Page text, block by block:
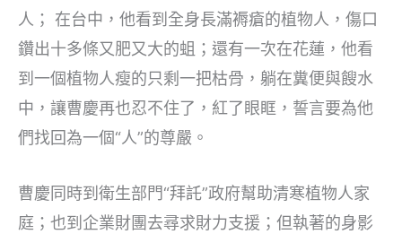
人； 在台中，他看到全身長滿褥瘡的植物人，傷口
鑽出十多條又肥又大的蛆；還有一次在花蓮，他看
到一個植物人瘦的只剩一把枯骨，躺在糞便與餿水
中，讓曹慶再也忍不住了，紅了眼眶，誓言要為他
們找回為一個“人”的尊嚴。
曹慶同時到衛生部門“拜託”政府幫助清寒植物人家
庭；也到企業財團去尋求財力支援；但執著的身影